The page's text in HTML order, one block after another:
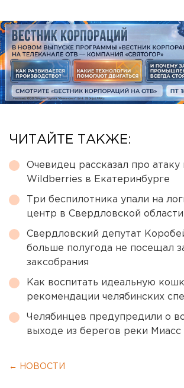
ЧИТАЙТЕ ТАКЖЕ:
Очевидец рассказал про атаку
Wildberries в Екатеринбурге
Три беспилотника упали на
центр в Свердловской области
Свердловский депутат
больше полугода не посещал
заксобрания
Как воспитать идеальную
рекомендации челябинских
Челябинцев предупредили о
выходе из берегов реки Миасс
← НОВОСТИ